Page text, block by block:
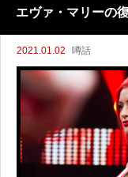
mack Downでストリ
エヴァ・マリーの
2021.01.02 噂話